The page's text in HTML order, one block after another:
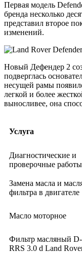
Первая модель
бренда несколько
представил второе
изменений.
Новый Дефендер 2
подверглась
несущей рамы
легкой и более
выносливее, она
Услуга
Диагностические и
проверочные
Замена масла и
фильтра в двигателе
Масло моторное
Фильтр масляный
RRS 3.0 d Land